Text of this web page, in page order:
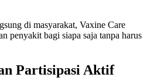
di masyarakat, Vaxine Care
penyakit bagi siapa saja tanpa harus
Partisipasi Aktif